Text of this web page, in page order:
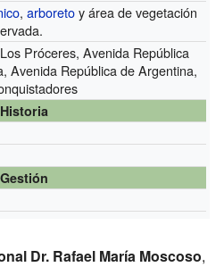
,arboretoy área de vegetación
Próceres, Avenida República
Avenida República de Argentina,
Historia
Gestión
Dr. Rafael María Moscoso,